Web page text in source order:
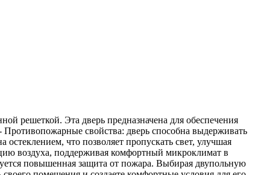
решеткой. Эта дверь предназначена для обеспечения
свойства: дверь способна выдерживать
что позволяет пропускать свет, улучшая
воздуха, поддерживая комфортный микроклимат в
повышенная защита от пожара. Выбирая двупольную